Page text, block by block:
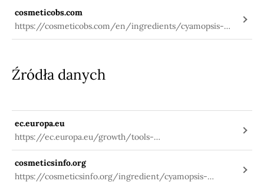
cosmeticobs.com
https://cosmeticobs.com/en/ingredients/cyamopsis-
tetragonoloba-gum-1142
Źródła danych
ec.europa.eu
https://ec.europa.eu/growth/tools-
databases/cosing/index.cfm?
fuseaction=search.details_v2&id=75398
cosmeticsinfo.org
https://cosmeticsinfo.org/ingredient/cyamopsis-